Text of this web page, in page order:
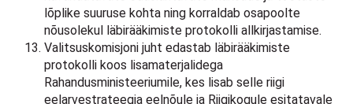
lõplike suuruse kohta ning korraldab osapoolte
nõusolekul läbirääkimiste protokolli allkirjastamise.
Valitsuskomisjoni juht edastab läbirääkimiste
protokolli koos lisamaterjalidega
Rahandusministeeriumile, kes lisab selle riigi
eelarvestrateegia eelnõule ja Riigikogule esitatavale